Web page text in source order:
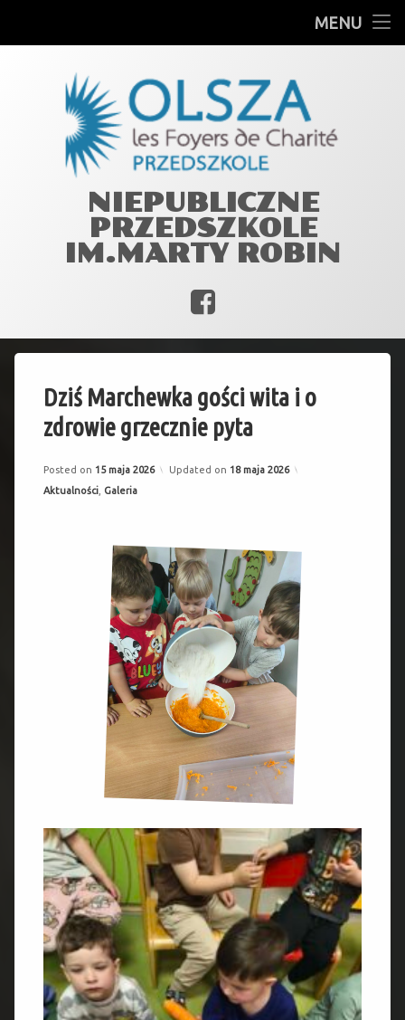
MENU
PRACOWNICY
JADŁOSPIS
MARTA ROBIN
WIĘŹ Z OGNISKIEM MIŁOŚCI
NIEPUBLICZNE
PRZEDSZKOLE
IM.MARTY ROBIN
Facebook
Dziś Marchewka gości wita i o
zdrowie grzecznie pyta
Posted on 15 maja 2026 Updated on 18 maja 2026
Categories:
Aktualności Galeria
magdadmin